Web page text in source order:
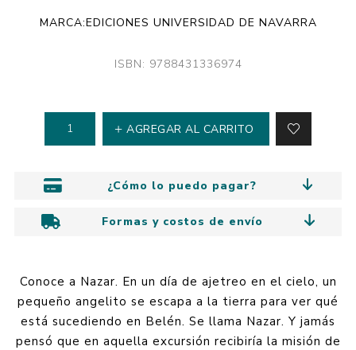
MARCA:EDICIONES UNIVERSIDAD DE NAVARRA
ISBN: 9788431336974
AGREGAR AL CARRITO
¿Cómo lo puedo pagar?
Formas y costos de envío
Conoce a Nazar. En un día de ajetreo en el cielo, un
pequeño angelito se escapa a la tierra para ver qué
está sucediendo en Belén. Se llama Nazar. Y jamás
pensó que en aquella excursión recibiría la misión de